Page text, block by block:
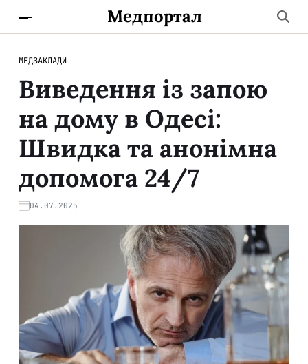
Медпортал
МЕДЗАКЛАДИ
Виведення із запою
на дому в Одесі:
Швидка та анонімна
допомога 24/7
04.07.2025